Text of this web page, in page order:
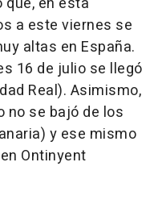
a este viernes se
altas en España.
16 de julio se llegó
Real). Asimismo,
no se bajó de los
y ese mismo
Ontinyent